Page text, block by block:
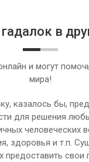
в
и могут
мира!
казалось бы,
для решения
человеческих
здоровья и т.п.
предоставить